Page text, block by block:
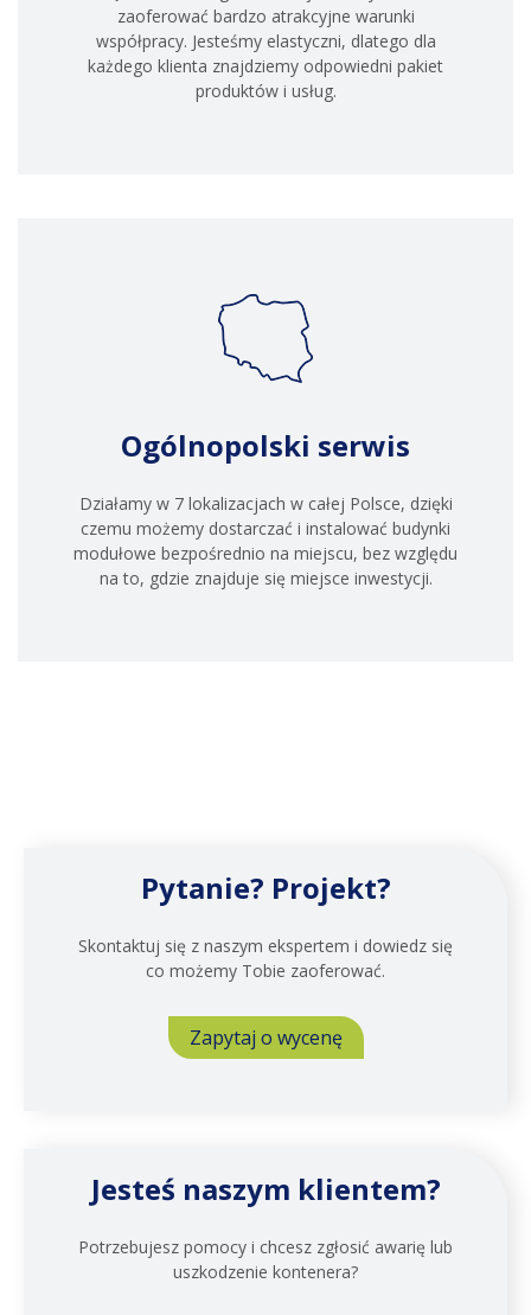
zaoferować bardzo atrakcyjne warunki
współpracy. Jesteśmy elastyczni, dlatego dla
każdego klienta znajdziemy odpowiedni pakiet
produktów i usług.
Ogólnopolski serwis
Działamy w 7 lokalizacjach w całej Polsce, dzięki
czemu możemy dostarczać i instalować budynki
modułowe bezpośrednio na miejscu, bez względu
na to, gdzie znajduje się miejsce inwestycji.
Pytanie? Projekt?
Skontaktuj się z naszym ekspertem i dowiedz się
co możemy Tobie zaoferować.
Zapytaj o wycenę
Jesteś naszym klientem?
Potrzebujesz pomocy i chcesz zgłosić awarię lub
uszkodzenie kontenera?